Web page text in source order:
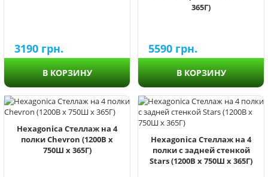
3190 грн.
В КОРЗИНУ
365Г)
5590 грн.
В КОРЗИНУ
Hexagonica Стеллаж на 4
полки Chevron (1200В х
750Ш х 365Г)
Hexagonica Стеллаж на 4
полки с задней стенкой
Stars (1200В х 750Ш х 365Г)